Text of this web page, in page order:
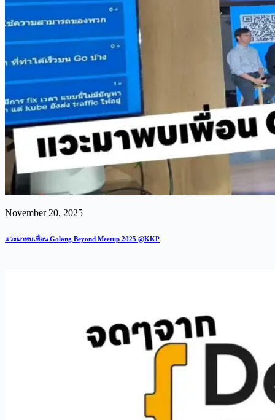
November 20, 2025
แวะมาพบเพื่อน Golang Beyond Meetup 2025 @KKP